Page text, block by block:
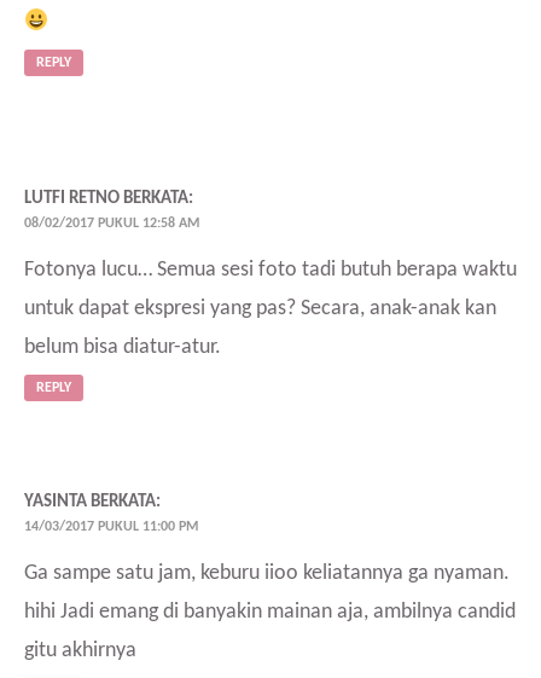
REPLY
LUTFI RETNO BERKATA:
08/02/2017 PUKUL 12:58 AM
Fotonya lucu… Semua sesi foto tadi butuh berapa waktu
untuk dapat ekspresi yang pas? Secara, anak-anak kan
belum bisa diatur-atur.
REPLY
YASINTA BERKATA:
14/03/2017 PUKUL 11:00 PM
Ga sampe satu jam, keburu iioo keliatannya ga nyaman.
hihi Jadi emang di banyakin mainan aja, ambilnya candid
gitu akhirnya